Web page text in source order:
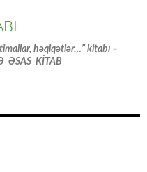
həqiqətlər…” kitabı –
ƏSAS KİTAB